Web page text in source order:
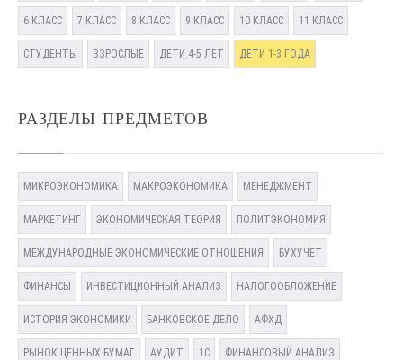
6 КЛАСС 7 КЛАСС 8 КЛАСС 9 КЛАСС 10 КЛАСС 11 КЛАСС
СТУДЕНТЫ ВЗРОСЛЫЕ ДЕТИ 4-5 ЛЕТ ДЕТИ 1-3 ГОДА
РАЗДЕЛЫ ПРЕДМЕТОВ
МИКРОЭКОНОМИКА МАКРОЭКОНОМИКА МЕНЕДЖМЕНТ
МАРКЕТИНГ ЭКОНОМИЧЕСКАЯ ТЕОРИЯ ПОЛИТЭКОНОМИЯ
МЕЖДУНАРОДНЫЕ ЭКОНОМИЧЕСКИЕ ОТНОШЕНИЯ БУХУЧЕТ
ФИНАНСЫ ИНВЕСТИЦИОННЫЙ АНАЛИЗ НАЛОГООБЛОЖЕНИЕ
ИСТОРИЯ ЭКОНОМИКИ БАНКОВСКОЕ ДЕЛО АФХД
РЫНОК ЦЕННЫХ БУМАГ АУДИТ 1С ФИНАНСОВЫЙ АНАЛИЗ